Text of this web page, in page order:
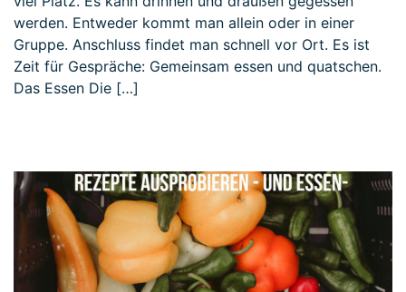
werden. Entweder kommt man allein oder in einer
Gruppe. Anschluss findet man schnell vor Ort. Es ist
Zeit für Gespräche: Gemeinsam essen und quatschen.
Das Essen Die […]